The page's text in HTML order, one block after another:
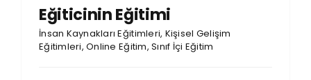
Eğiticinin Eğitimi
İnsan Kaynakları Eğitimleri, Kişisel Gelişim
Eğitimleri,Online Eğitim,Sınıf İçi Eğitim